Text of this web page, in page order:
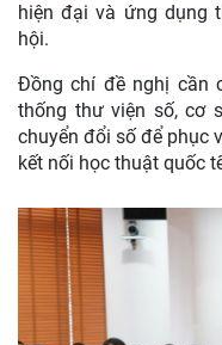
hiện đại và ứng dụng
hội.
Đồng chí đề nghị cần
thống thư viện số, cơ
chuyển đổi số để phục
kết nối học thuật quốc